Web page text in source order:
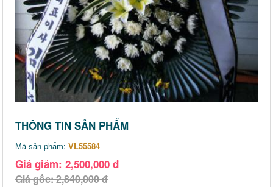
THÔNG TIN SẢN PHẨM
Mã sản phẩm: VL55584
Giá giảm: 2,500,000 đ
Giá gốc: 2,840,000 đ